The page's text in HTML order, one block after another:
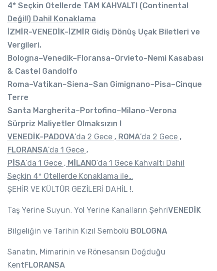
4* Seçkin Otellerde TAM KAHVALTI (Continental
Değil!) Dahil Konaklama
İZMİR-VENEDİK-İZMİR Gidiş Dönüş Uçak Biletleri ve
Vergileri.
Bologna–Venedik–Floransa–Orvieto–Nemi Kasabası
& Castel Gandolfo
Roma–Vatikan–Siena–San Gimignano–Pisa–Cinque
Terre
Santa Margherita–Portofino–Milano–Verona
Sürpriz Maliyetler Olmaksızın !
VENEDİK-PADOVA’da 2 Gece , ROMA’da 2 Gece ,
FLORANSA’da 1 Gece ,
PİSA’da 1 Gece , MİLANO’da 1 Gece Kahvaltı Dahil
Seçkin 4* Otellerde Konaklama ile…
ŞEHİR VE KÜLTÜR GEZİLERİ DAHİL !.
Taş Yerine Suyun, Yol Yerine Kanalların ŞehriVENEDİK
Bilgeliğin ve Tarihin Kızıl Sembolü BOLOGNA
Sanatın, Mimarinin ve Rönesansın Doğduğu
KentFLORANSA